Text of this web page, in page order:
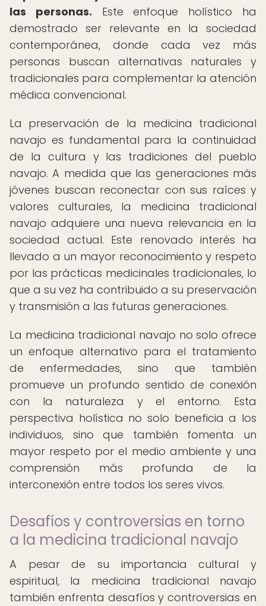
las personas. Este enfoque holístico ha
demostrado ser relevante en la sociedad
contemporánea, donde cada vez más
personas buscan alternativas naturales y
tradicionales para complementar la atención
médica convencional.
La preservación de la medicina tradicional
navajo es fundamental para la continuidad
de la cultura y las tradiciones del pueblo
navajo. A medida que las generaciones más
jóvenes buscan reconectar con sus raíces y
valores culturales, la medicina tradicional
navajo adquiere una nueva relevancia en la
sociedad actual. Este renovado interés ha
llevado a un mayor reconocimiento y respeto
por las prácticas medicinales tradicionales, lo
que a su vez ha contribuido a su preservación
y transmisión a las futuras generaciones.
La medicina tradicional navajo no solo ofrece
un enfoque alternativo para el tratamiento
de enfermedades, sino que también
promueve un profundo sentido de conexión
con la naturaleza y el entorno. Esta
perspectiva holística no solo beneficia a los
individuos, sino que también fomenta un
mayor respeto por el medio ambiente y una
comprensión más profunda de la
interconexión entre todos los seres vivos.
Desafíos y controversias en torno
a la medicina tradicional navajo
A pesar de su importancia cultural y
espiritual, la medicina tradicional navajo
también enfrenta desafíos y controversias en